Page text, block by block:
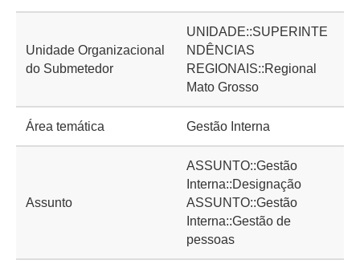
Unidade Organizacional
do Submetedor
UNIDADE::SUPERINTE
NDÊNCIAS
REGIONAIS::Regional
Mato Grosso
Área temática Gestão Interna
Assunto
ASSUNTO::Gestão
Interna::Designação
ASSUNTO::Gestão
Interna::Gestão de
pessoas